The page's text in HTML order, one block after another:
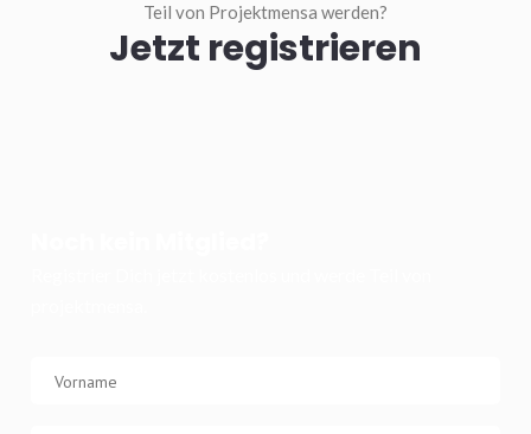
Teil von Projektmensa werden?
Jetzt registrieren